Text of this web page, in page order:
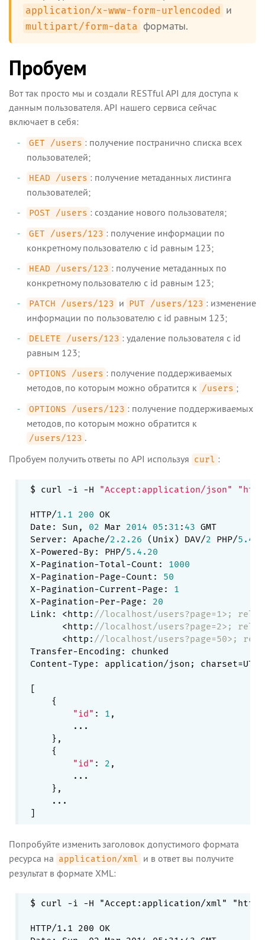
application/x-www-form-urlencoded и
multipart/form-data форматы.
Пробуем
Вот так просто мы и создали RESTful API для доступа к
данным пользователя. API нашего сервиса сейчас
включает в себя:
GET /users : получение постранично списка всех
пользователей;
HEAD /users : получение метаданных листинга
пользователей;
POST /users : создание нового пользователя;
GET /users/123 : получение информации по
конкретному пользователю с id равным 123;
HEAD /users/123 : получение метаданных по
конкретному пользователю с id равным 123;
PATCH /users/123 и PUT /users/123 : изменение
информации по пользователю с id равным 123;
DELETE /users/123 : удаление пользователя с id
равным 123;
OPTIONS /users : получение поддерживаемых
методов, по которым можно обратится к /users ;
OPTIONS /users/123 : получение поддерживаемых
методов, по которым можно обратится к
/users/123 .
Пробуем получить ответы по API используя curl :
$ curl -i -H "Accept:application/json"
HTTP/1.1 200 OK
Date: Sun, 02 Mar 2014 05 : 31 : 43 GMT
Server: Apache/2.2 .26 (Unix) DAV/2 PHP/5.4
X-Powered-By: PHP/5.4 .20
X-Pagination-Total-Count: 1000
X-Pagination-Page-Count: 50
X-Pagination-Current-Page: 1
X-Pagination-Per-Page: 20
Link: <http: //localhost/users?page=1>;
      <http:
//localhost/users?page=2>;
      <http:
//localhost/users?page=50>;
Transfer-Encoding: chunked
Content-Type: application/json; charset=UTF
[
    {
"id" : 1 ,
        ...
    },
    {
"id" : 2 ,
        ...
    },
    ...
Попробуйте изменить заголовок допустимого формата
ресурса на application/xml
и в ответ вы получите
результат в формате XML:
$ curl -i -H "Accept:application/xml"
HTTP/1.1 200 OK